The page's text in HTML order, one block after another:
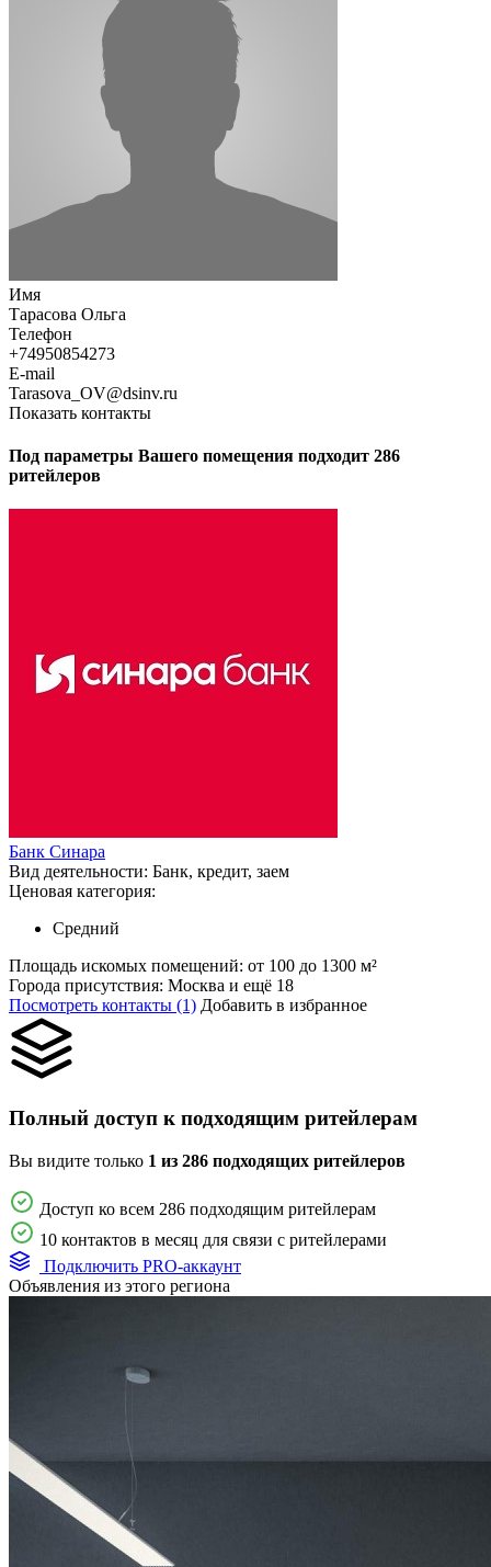
Имя
Тарасова Ольга
Телефон
+74950854273
E-mail
Tarasova_OV@dsinv.ru
Показать контакты
Под параметры Вашего помещения подходит 286
ритейлеров
Банк Синара
Вид деятельности: Банк, кредит, заем
Ценовая категория:
Средний
Площадь искомых помещений: от 100 до 1300 м²
Города присутствия: Москва и ещё 18
Посмотреть контакты (1) Добавить в избранное
Полный доступ к подходящим ритейлерам
Вы видите только 1 из 286 подходящих ритейлеров
Доступ ко всем 286 подходящим ритейлерам
10 контактов в месяц для связи с ритейлерами
Подключить PRO-аккаунт
Объявления из этого региона